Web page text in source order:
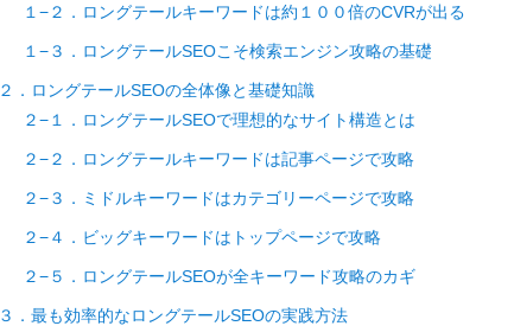
１−２．ロングテールキーワードは約１００倍のCVRが出る
１−３．ロングテールSEOこそ検索エンジン攻略の基礎
２．ロングテールSEOの全体像と基礎知識
２−１．ロングテールSEOで理想的なサイト構造とは
２−２．ロングテールキーワードは記事ページで攻略
２−３．ミドルキーワードはカテゴリーページで攻略
２−４．ビッグキーワードはトップページで攻略
２−５．ロングテールSEOが全キーワード攻略のカギ
３．最も効率的なロングテールSEOの実践方法